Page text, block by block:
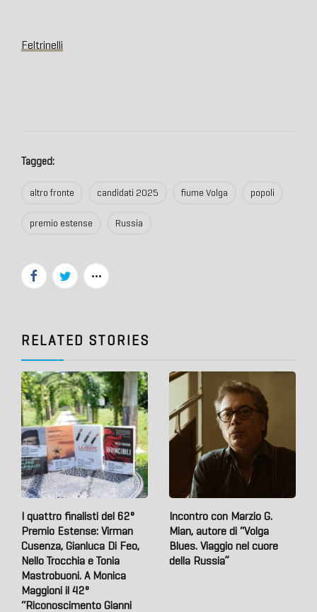
Feltrinelli
Tagged:
altro fronte candidati 2025 fiume Volga popoli
premio estense Russia
RELATED STORIES
I quattro finalisti del 62°
Premio Estense: Virman
Cusenza, Gianluca Di Feo,
Nello Trocchia e Tonia
Mastrobuoni. A Monica
Maggioni il 42°
“Riconoscimento Gianni
Incontro con Marzio G.
Mian, autore di “Volga
Blues. Viaggio nel cuore
della Russia”